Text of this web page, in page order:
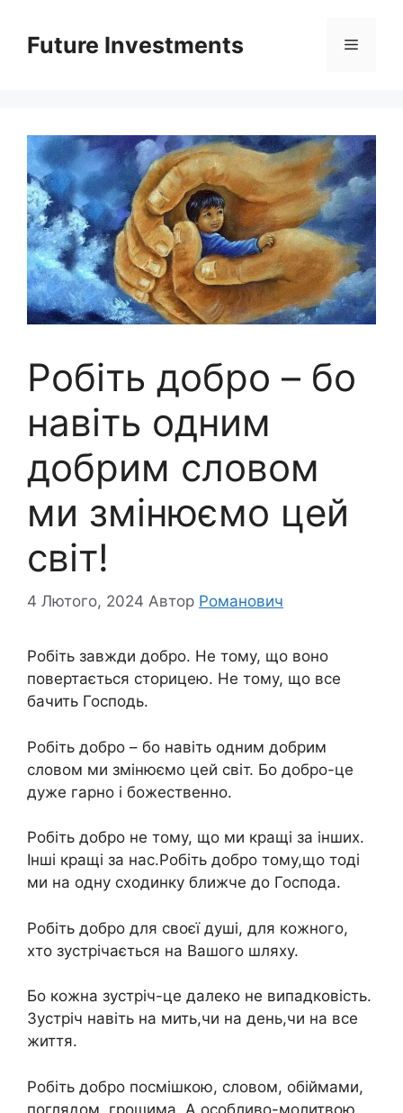
вмістуFuture Investments Меню
Робіть добро – бо
навіть одним
добрим словом
ми змінюємо цей
світ!
4 Лютого, 2024 Автор Романович
Робіть завжди добро. Не тому, що воно
повертається сторицею. Не тому, що все
бачить Господь.
Робіть добро – бо навіть одним добрим
словом ми змінюємо цей світ. Бо добро-це
дуже гарно і божественно.
Робіть добро не тому, що ми кращі за інших.
Інші кращі за нас.Робіть добро тому,що тоді
ми на одну сходинку ближче до Господа.
Робіть добро для своєї душі, для кожного,
хто зустрічається на Вашого шляху.
Бо кожна зустріч-це далеко не випадковість.
Зустріч навіть на мить,чи на день,чи на все
життя.
Робіть добро посмішкою, словом, обіймами,
поглядом, грошима. А особливо-молитвою.